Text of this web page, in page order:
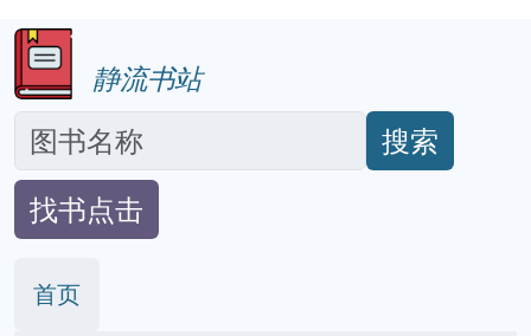
静流书站
搜索
找书点击
首页